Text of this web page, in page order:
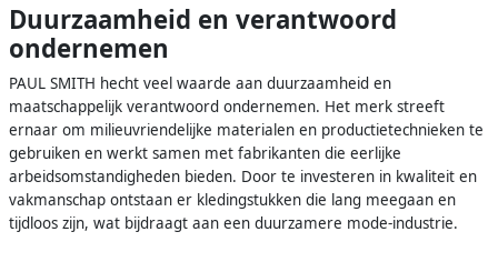
Duurzaamheid en verantwoord
ondernemen
PAUL SMITH hecht veel waarde aan duurzaamheid en
maatschappelijk verantwoord ondernemen. Het merk streeft
ernaar om milieuvriendelijke materialen en productietechnieken te
gebruiken en werkt samen met fabrikanten die eerlijke
arbeidsomstandigheden bieden. Door te investeren in kwaliteit en
vakmanschap ontstaan er kledingstukken die lang meegaan en
tijdloos zijn, wat bijdraagt aan een duurzamere mode-industrie.